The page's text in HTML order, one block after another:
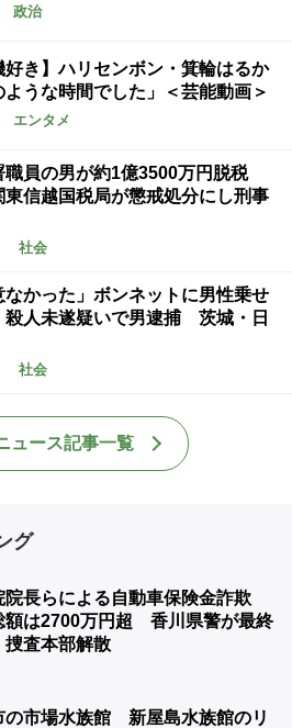
政治
好き】ハリセンボン・箕輪はるか
ような時間でした」＜芸能動画＞
エンタメ
職員の男が約1億3500万円脱税
信越国税局が懲戒処分にし刑事
社会
なかった」ボンネットに男性乗せ
人未遂疑いで男逮捕 茨城・日
社会
ュース記事一覧
グ
院長らによる自動車保険金詐欺
額は2700万円超 香川県警が最終
捜査本部解散
の市場水族館 新屋島水族館のリ